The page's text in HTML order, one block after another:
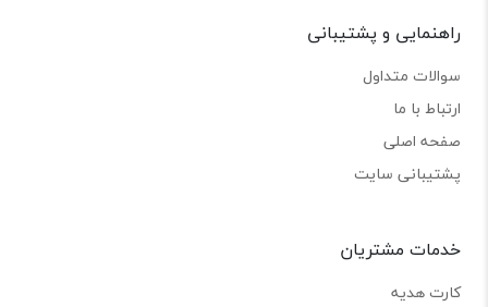
راهنمایی و پشتیبانی
سوالات متداول
ارتباط با ما
صفحه اصلی
پشتیبانی سایت
خدمات مشتریان
کارت هدیه